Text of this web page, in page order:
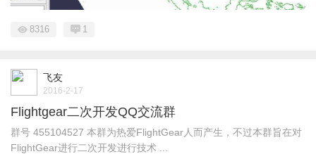
8316 1
飞友
2016-2-17
Flightgear二次开发QQ交流群
群号 455104527 本群为热爱FlightGear人而产生，不过本群旨在对
FlightGear进行二次开发进行技术 ...